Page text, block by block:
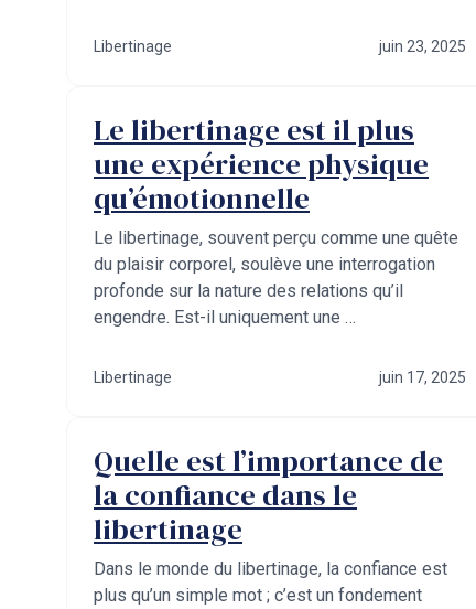
Libertinage juin 23, 2025
Le libertinage est il plus
une expérience physique
qu’émotionnelle
Le libertinage, souvent perçu comme une quête
du plaisir corporel, soulève une interrogation
profonde sur la nature des relations qu’il
engendre. Est-il uniquement une …
Libertinage juin 17, 2025
Quelle est l’importance de
la confiance dans le
libertinage
Dans le monde du libertinage, la confiance est
plus qu’un simple mot ; c’est un fondement